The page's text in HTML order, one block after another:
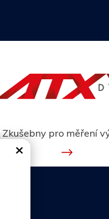
×
Zkušebny pro měření